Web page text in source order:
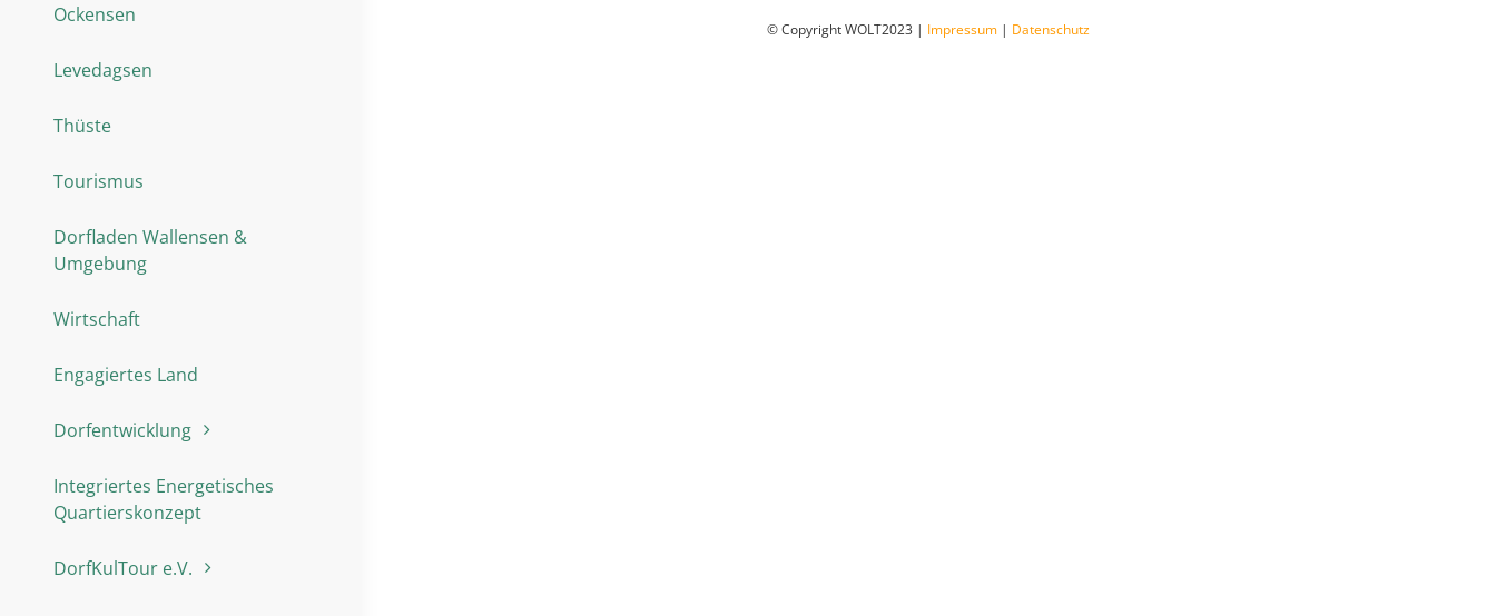
Ockensen
Levedagsen
Thüste
Tourismus
Dorfladen Wallensen &
Umgebung
Wirtschaft
Engagiertes Land
Dorfentwicklung
Integriertes Energetisches
Quartierskonzept
DorfKulTour e.V.
© Copyright WOLT2023 | Impressum | Datenschutz